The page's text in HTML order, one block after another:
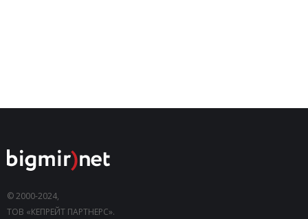
© 2000-2024,
ТОВ «КЕПРЕЙТ ПАРТНЕРС».